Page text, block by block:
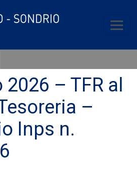
– TFR al
–
Inps n.